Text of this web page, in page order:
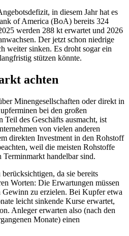
in diesem Jahr hat es
of America (BoA) bereits 324
werden 288 kt erwartet und 2026
Der jetzt schon niedrige
weiter sinken. Es droht sogar ein
stützen könnte.
achten
Minengesellschaften oder direkt in
bei den großen
Teil des Geschäfts ausmacht, ist
von vielen anderen
direkten Investment in den Rohstoff
weil die meisten Rohstoffe
handelbar sind.
da sie bereits
Worten: Die Erwartungen müssen
zu erzielen. Bei Kupfer etwa
leicht sinkende Kurse erwartet,
Anleger erwarten also (nach den
Monate) einen